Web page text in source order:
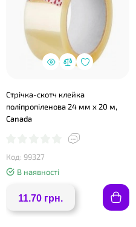
Стрічка-скотч клейка
поліпропіленова 24 мм х 20 м,
Canada
Код: 99327
В наявності
11.70 грн.